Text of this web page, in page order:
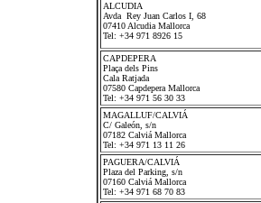
ALCUDIA
Avda Rey Juan Carlos I, 68
07410 Alcudia Mallorca
Tel: +34 971 8926 15
CAPDEPERA
Plaça dels Pins
Cala Ratjada
07580 Capdepera Mallorca
Tel: +34 971 56 30 33
MAGALLUF/CALVIÁ
C/ Galeón, s/n
07182 Calviá Mallorca
Tel: +34 971 13 11 26
PAGUERA/CALVIÁ
Plaza del Parking, s/n
07160 Calviá Mallorca
Tel: +34 971 68 70 83